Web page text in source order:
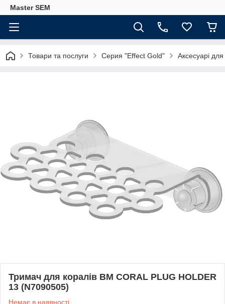
Master SEM
Товари та послуги Серия "Effect Gold" Аксесуарі
Тримач для коралів BM CORAL PLUG HOLDER
13 (N7090505)
Немає в наявності